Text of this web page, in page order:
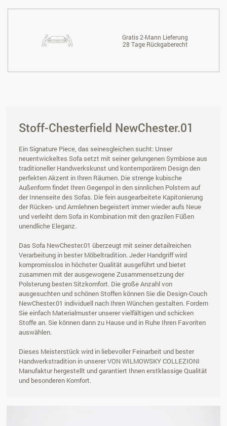
Gratis 2-Mann Lieferung
28 Tage Rückgaberecht
Stoff-Chesterfield NewChester.01
Ein Signature Piece, das seinesgleichen sucht: Unser
neuentwickeltes Sofa setzt mit seiner gelungenen Symbiose aus
traditioneller Handwerkskunst und kontemporärem Design den
perfekten Akzent in Ihren Räumen. Die strenge kubische
Außenform findet Ihren Gegenpol in den sinnlichen Polstern auf
der Innenseite des Sofas. Die fein ausgearbeitete Kapitonierung
der Rücken- und Armlehnen begeistert immer wieder aufs Neue
und verleiht dem Sofa in Kombination mit den grazilen Füßen
unendliche Eleganz.
Das Sofa NewChester.01 überzeugt mit seiner detailreichen
Verarbeitung in bester Möbeltradition. Jeder Handgriff wird
kompromisslos in höchster Qualität ausgeführt und bietet
zusammen mit der ausgewogene Zusammensetzung der
Polsterung besten Sitzkomfort. Die große Anzahl von
ausgesuchten und schönen Stoffen können Sie die Design-Couch
NewChester.01 individuell nach Ihren Wünchen gestalten. Fordern
Sie einfach Materialmuster unserer vielfältigen und schicken
Stoffe an. Sie können dann zu Hause und in Ruhe Ihren Favoriten
auswählen.
Dieses Meisterstück wird in liebevoller Feinarbeit und bester
Handwerkstradition in unserer VON WILMOWSKY COLLEZIONI
Manufaktur hergestellt und garantiert Ihnen erstklassige Qualität
und besonderen Komfort.